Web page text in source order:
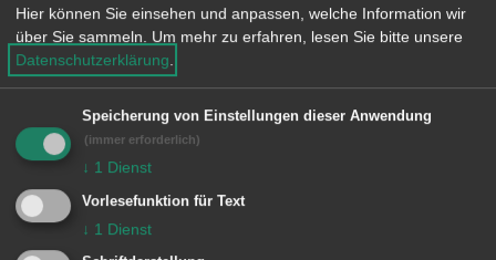
MEHR DAZU LESEN
02.01.2015
Zum Töten bereit. Warum deutsche
Jugendliche in den Dschihad ziehen
Unter diesem Titel erschien im Februar 2015
ein Buch der Religionspädagogin und
Hier können Sie einsehen und anpassen, welche Information wir
über Sie sammeln.
Um mehr zu erfahren, lesen Sie bitte unsere
Datenschutzerklärung
Speicherung von Einstellungen dieser Anwendung
(immer erforderlich)
↓ 1 Dienst
Vorlesefunktion für Text
↓ 1 Dienst